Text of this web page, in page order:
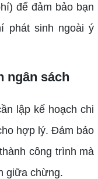
để đảm bảo bạn
phát sinh ngoài ý
ngân sách
lập kế hoạch chi
hợp lý. Đảm bảo
công trình mà
giữa chừng.